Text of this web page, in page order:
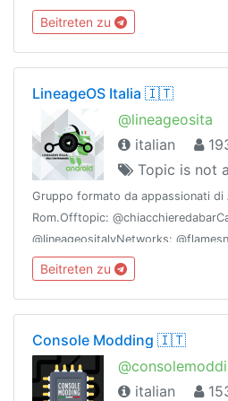
t.me/Cylagram
Beitreten zu
LineageOS Italia 🇮🇹
@lineageosita
italian
Topic is not
Gruppo formato da appassionati di
Rom.Offtopic:
@lineageositalyNetworks:
Beitreten zu
Console Modding 🇮🇹
italian